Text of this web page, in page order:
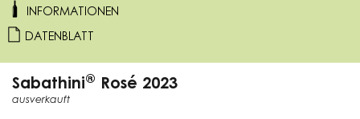
INFORMATIONEN
DATENBLATT
Sabathini® Rosé 2023
ausverkauft